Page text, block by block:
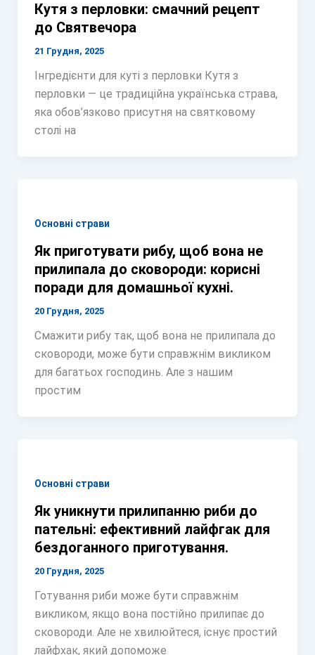
Кутя з перловки: смачний рецепт
до Святвечора
21 Грудня, 2025
Інгредієнти для куті з перловки Кутя з
перловки — це традиційна українська страва,
яка обов’язково присутня на святковому
столі на
Основні страви
Як приготувати рибу, щоб вона не
прилипала до сковороди: корисні
поради для домашньої кухні.
20 Грудня, 2025
Смажити рибу так, щоб вона не прилипала до
сковороди, може бути справжнім викликом
для багатьох господинь. Але з нашим
простим
Основні страви
Як уникнути прилипанню риби до
пательні: ефективний лайфгак для
бездоганного приготування.
20 Грудня, 2025
Готування риби може бути справжнім
викликом, якщо вона постійно прилипає до
сковороди. Але не хвилюйтеся, існує простий
лайфхак, який допоможе